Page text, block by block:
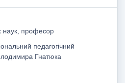
наук, професор
педагогічний
Гнатюка